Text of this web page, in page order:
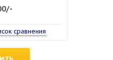
сравнения